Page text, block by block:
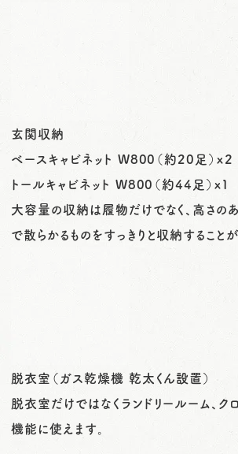
玄関収納
ベースキャビネット W800（約20足）x２
トールキャビネット W800（約44足）x１
大容量の収納は履物だけでなく、高さの
で散らかるものをすっきりと収納すること
脱衣室（ガス乾燥機 乾太くん設置）
脱衣室だけではなくランドリールーム、ク
機能に使えます。